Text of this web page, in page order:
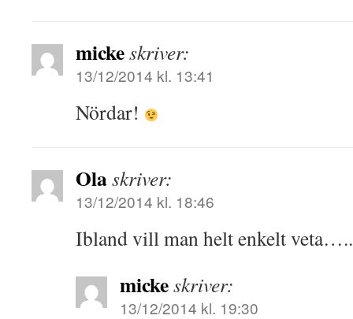
mickeskriver:
13/12/2014 kl. 13:41
Nördar!
Olaskriver:
13/12/2014 kl. 18:46
Ibland vill man helt enkelt
mickeskriver:
13/12/2014 kl. 19:30